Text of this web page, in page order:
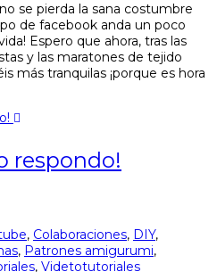
se pierda la sana costumbre
de facebook anda un poco
Espero que ahora, tras las
y las maratones de tejido
más tranquilas ¡porque es hora
respondo!
, Colaboraciones, DIY,
, Patrones amigurumi,
, Videtotutoriales